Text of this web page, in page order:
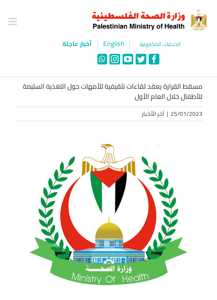
content
الخدمات الالكترونية English أخبار عاجلة
Facebook
Twitter
YouTube
Instagram
WhatsApp
مسقط القرارة يعقد لقاءات تثقيفية للأمهات حول التغذية السليمة
للأطفال خلال العام الأول
25/01/2023
| آخر الأخبار